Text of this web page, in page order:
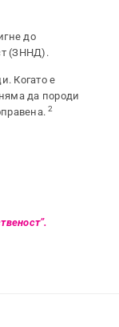
до
(ЗННД).
Когато е
да породи
2